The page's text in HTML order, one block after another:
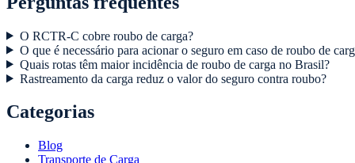
O RCTR-C cobre roubo de carga?
O que é necessário para acionar o seguro em caso de roubo de
Quais rotas têm maior incidência de roubo de carga no Brasil?
Rastreamento da carga reduz o valor do seguro contra roubo?
Categorias
Blog
Transporte de Carga